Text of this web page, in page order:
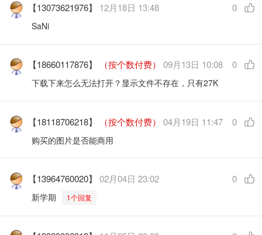
【13073621976】 12月18日 13:48 0
SaNi
【18660117876】 （按个数付费） 09月13日 10:08 0
下载下来怎么无法打开？显示文件不存在，只有27K
【18118706218】 （按个数付费） 04月19日 11:47 0
购买的图片是否能商用
【13964760020】02月04日 23:02 0
新学期 1个回复